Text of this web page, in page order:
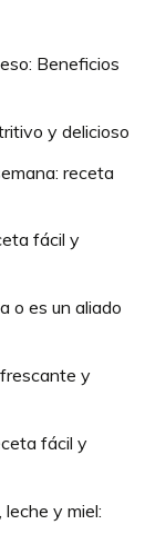
Beneficios
y delicioso
receta
fácil y
o es un aliado
y
fácil y
y miel: